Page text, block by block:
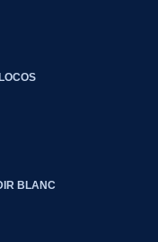
BLANC